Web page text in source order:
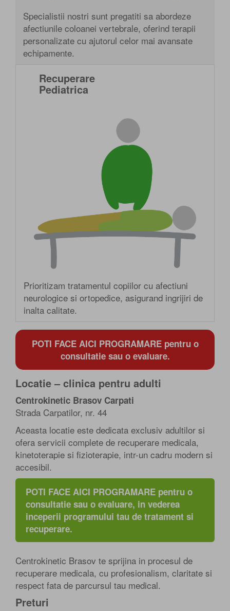
Specialistii nostri sunt pregatiti sa abordeze
afectiunile coloanei vertebrale, oferind terapii
personalizate cu ajutorul celor mai avansate
echipamente.
Recuperare
Pediatrica
Prioritizam tratamentul copiilor cu afectiuni
neurologice si ortopedice, asigurand ingrijiri de
inalta calitate.
POTI FACE AICI PROGRAMARE pentru o
consultatie sau o evaluare.
Locatie – clinica pentru adulti
Centrokinetic Brasov Carpati
Strada Carpatilor, nr. 44
Aceasta locatie este dedicata exclusiv adultilor si
ofera servicii complete de recuperare medicala,
kinetoterapie si fizioterapie, intr-un cadru modern si
accesibil.
POTI FACE AICI PROGRAMARE pentru o
consultatie sau o evaluare, in vederea
inceperii programului tau de tratament si
recuperare.
Centrokinetic Brasov te sprijina in procesul de
recuperare medicala, cu profesionalism, claritate si
respect fata de parcursul tau medical.
Preturi